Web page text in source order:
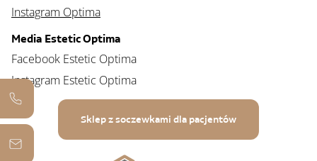
Instagram Optima
Media Estetic Optima
Facebook Estetic Optima
Instagram Estetic Optima
Sklep z soczewkami dla pacjentów